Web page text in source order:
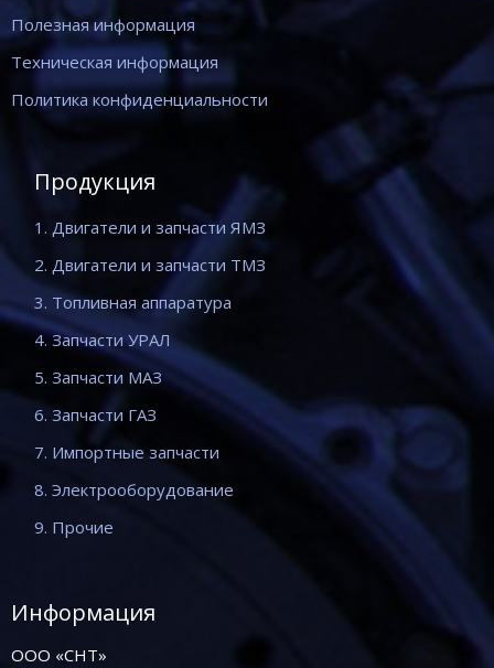
Полезная информация
Техническая информация
Политика конфиденциальности
Продукция
1. Двигатели и запчасти ЯМЗ
2. Двигатели и запчасти ТМЗ
3. Топливная аппаратура
4. Запчасти УРАЛ
5. Запчасти МАЗ
6. Запчасти ГАЗ
7. Импортные запчасти
8. Электрооборудование
9. Прочие
Информация
ООО «СНТ»